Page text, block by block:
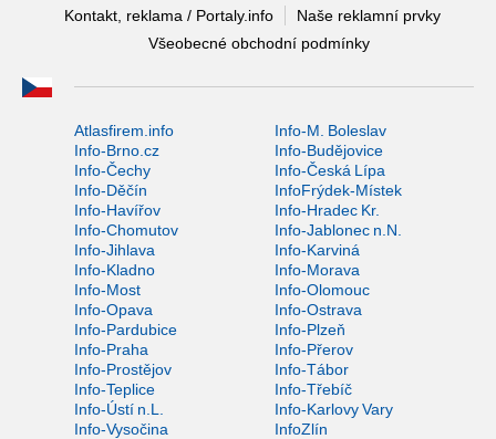
Kontakt, reklama / Portaly.info
Naše reklamní prvky
Všeobecné obchodní podmínky
Atlasfirem.info
Info-M. Boleslav
Info-Brno.cz
Info-Budějovice
Info-Čechy
Info-Česká Lípa
Info-Děčín
InfoFrýdek-Místek
Info-Havířov
Info-Hradec Kr.
Info-Chomutov
Info-Jablonec n.N.
Info-Jihlava
Info-Karviná
Info-Kladno
Info-Morava
Info-Most
Info-Olomouc
Info-Opava
Info-Ostrava
Info-Pardubice
Info-Plzeň
Info-Praha
Info-Přerov
Info-Prostějov
Info-Tábor
Info-Teplice
Info-Třebíč
Info-Ústí n.L.
Info-Karlovy Vary
Info-Vysočina
InfoZlín